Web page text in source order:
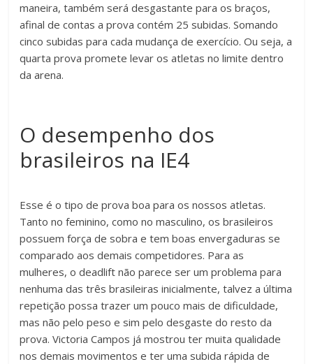
maneira, também será desgastante para os braços,
afinal de contas a prova contém 25 subidas. Somando
cinco subidas para cada mudança de exercício. Ou seja, a
quarta prova promete levar os atletas no limite dentro
da arena.
O desempenho dos
brasileiros na IE4
Esse é o tipo de prova boa para os nossos atletas.
Tanto no feminino, como no masculino, os brasileiros
possuem força de sobra e tem boas envergaduras se
comparado aos demais competidores. Para as
mulheres, o deadlift não parece ser um problema para
nenhuma das três brasileiras inicialmente, talvez a última
repetição possa trazer um pouco mais de dificuldade,
mas não pelo peso e sim pelo desgaste do resto da
prova. Victoria Campos já mostrou ter muita qualidade
nos demais movimentos e ter uma subida rápida de